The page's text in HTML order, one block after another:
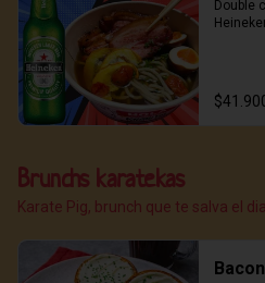
Double
Brunchs karatekas
Karate Pig, brunch que te salva el dia